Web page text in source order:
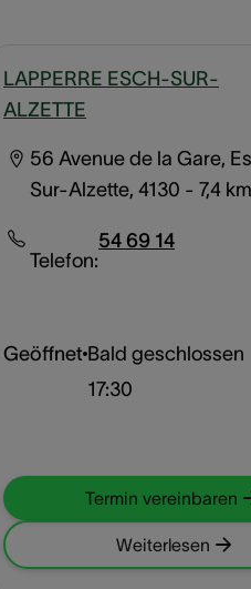
LAPPERRE ESCH-SUR-
ALZETTE
56 Avenue de la Gare,
Sur-Alzette, 4130 - 7,4 km
Telefon:
54 69 14
Geöffnet Bald geschlossen
17:30
Termin vereinbaren
Weiterlesen